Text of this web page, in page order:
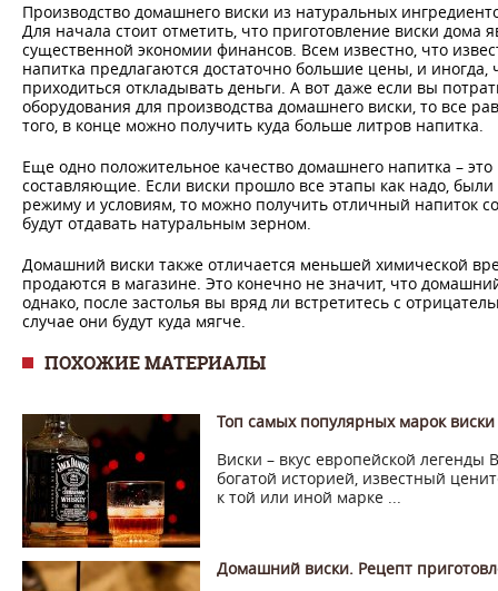
Производство домашнего виски из натуральных
Для начала стоит отметить, что приготовление виски дома
существенной экономии финансов. Всем известно, что
напитка предлагаются достаточно большие цены, и
приходиться откладывать деньги. А вот даже если вы
оборудования для производства домашнего виски, то все
того, в конце можно получить куда больше литров напитка.
Еще одно положительное качество домашнего напитка –
составляющие. Если виски прошло все этапы как надо,
режиму и условиям, то можно получить отличный напиток
будут отдавать натуральным зерном.
Домашний виски также отличается меньшей химической
продаются в магазине. Это конечно не значит, что
однако, после застолья вы вряд ли встретитесь с
случае они будут куда мягче.
ПОХОЖИЕ МАТЕРИАЛЫ
Топ самых популярных марок
Виски – вкус европейской
богатой историей, известный
к той или иной марке ...
Домашний виски. Рецепт